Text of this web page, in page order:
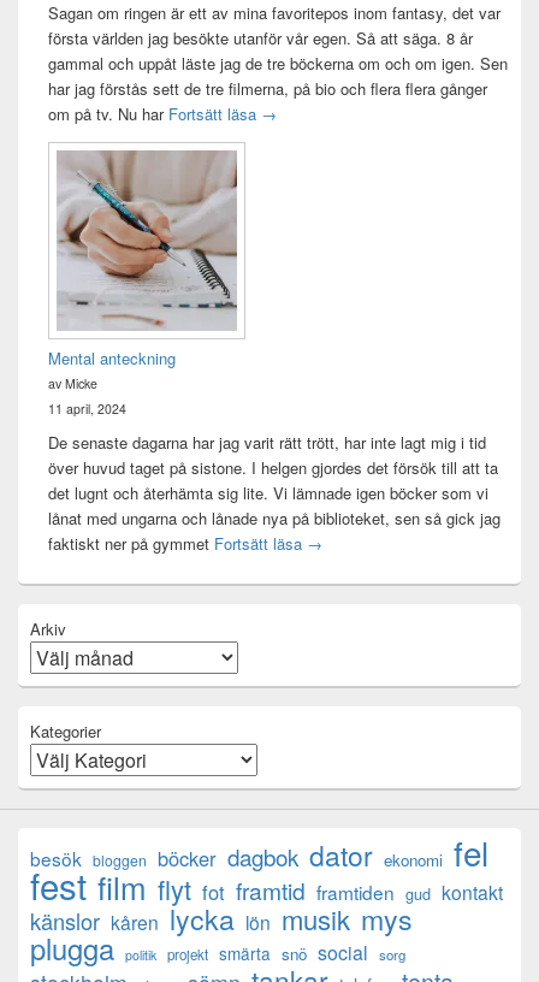
Sagan om ringen är ett av mina favoritepos inom fantasy, det var
första världen jag besökte utanför vår egen. Så att säga. 8 år
gammal och uppåt läste jag de tre böckerna om och om igen. Sen
har jag förstås sett de tre filmerna, på bio och flera flera gånger
om på tv. Nu har Fortsätt läsa Sagan om ringen-maraton
→
Mental anteckning
av Micke
11 april, 2024
De senaste dagarna har jag varit rätt trött, har inte lagt mig i tid
över huvud taget på sistone. I helgen gjordes det försök till att ta
det lugnt och återhämta sig lite. Vi lämnade igen böcker som vi
lånat med ungarna och lånade nya på biblioteket, sen så gick jag
faktiskt ner på gymmet Fortsätt läsa Mental anteckning
→
Arkiv
Kategorier
besök bloggen böcker dagbok dator ekonomi fel
fest film flyt fot framtid framtiden gud kontakt
känslor kåren lycka lön musik mys
plugga politik projekt smärta snö social sorg